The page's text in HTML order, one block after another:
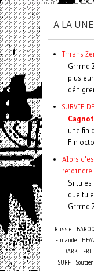
A LA UNE
Trrrans
Grrrnd
SURVIE
une fin
Fin
Alors
rejoindre
Si tu
que tu
Grrrnd
Russie
Finlande
DARK
SURF
Soutien